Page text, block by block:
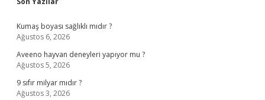
Sidebar
Kumaş boyası sağlıklı mıdır ?
Ağustos 6, 2026
Aveeno hayvan deneyleri yapıyor mu ?
Ağustos 5, 2026
9 sıfır milyar mıdır ?
Ağustos 3, 2026